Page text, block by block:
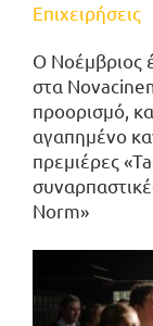
Επιχειρήσεις
O Νοέμβριος
στα
προορισμό,
αγαπημένο
πρεμιέρες
Norm»